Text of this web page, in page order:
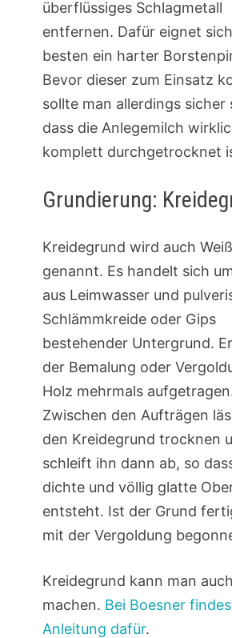
überflüssiges Schlagmetall
entfernen. Dafür eignet
besten ein harter
Bevor dieser zum Einsatz
sollte man allerdings sicher
dass die Anlegemilch
komplett durchgetrocknet
Grundierung:
Kreidegrund wird auch
genannt. Es handelt sich
aus Leimwasser und
Schlämmkreide oder Gips
bestehender Untergrund.
der Bemalung oder
Holz mehrmals
Zwischen den Aufträgen
den Kreidegrund trocknen
schleift ihn dann ab, so
dichte und völlig glatte
entsteht. Ist der Grund
mit der Vergoldung
Kreidegrund kann man
machen. Bei Boesner
Anleitung dafür.